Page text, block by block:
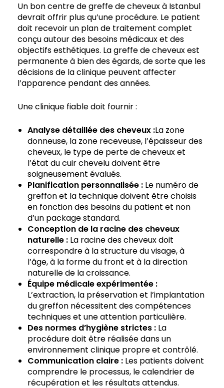
Un bon centre de greffe de cheveux à Istanbul
devrait offrir plus qu’une procédure. Le patient
doit recevoir un plan de traitement complet
conçu autour des besoins médicaux et des
objectifs esthétiques. La greffe de cheveux est
permanente à bien des égards, de sorte que les
décisions de la clinique peuvent affecter
l’apparence pendant des années.
Une clinique fiable doit fournir :
Analyse détaillée des cheveux :La zone
donneuse, la zone receveuse, l’épaisseur des
cheveux, le type de perte de cheveux et
l’état du cuir chevelu doivent être
soigneusement évalués.
Planification personnalisée : Le numéro de
greffon et la technique doivent être choisis
en fonction des besoins du patient et non
d’un package standard.
Conception de la racine des cheveux
naturelle : La racine des cheveux doit
correspondre à la structure du visage, à
l’âge, à la forme du front et à la direction
naturelle de la croissance.
Équipe médicale expérimentée :
L’extraction, la préservation et l’implantation
du greffon nécessitent des compétences
techniques et une attention particulière.
Des normes d’hygiène strictes : La
procédure doit être réalisée dans un
environnement clinique propre et contrôlé.
Communication claire : Les patients doivent
comprendre le processus, le calendrier de
récupération et les résultats attendus.